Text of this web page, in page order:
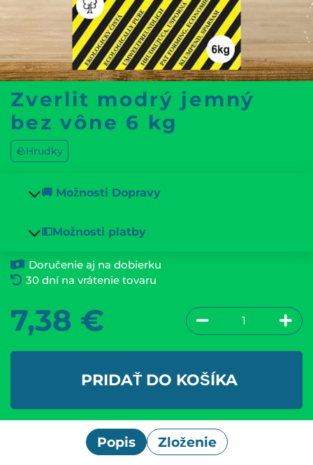
Zverlit modrý jemný
bez vône 6 kg
🪨Hrudky
🚚 Možnosti Dopravy
💵Možnosti platby
Doručenie aj na dobierku
30 dní na vrátenie tovaru
7,38 €
PRIDAŤ DO KOŠÍKA
Popis Zloženie